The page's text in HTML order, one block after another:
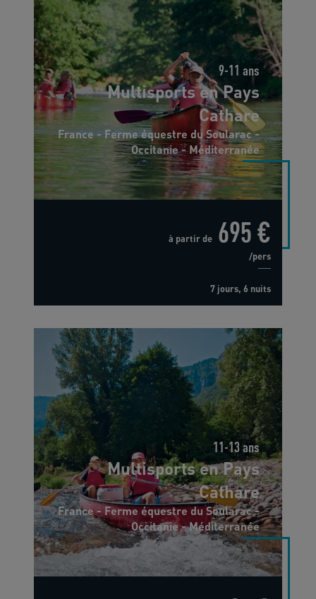
9-11 ans
Multisports en Pays
Cathare
France - Ferme équestre du Soularac -
Occitanie - Méditerranée
à partir de 695 €
/pers
7 jours, 6 nuits
11-13 ans
Multisports en Pays
Cathare
France - Ferme équestre du Soularac -
Occitanie - Méditerranée